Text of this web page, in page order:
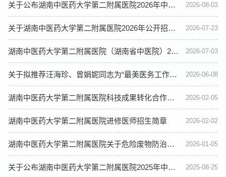
2026-08-03
关于公布湖南中医药大学第二附属医院2026年中医医师规范化培训拟录取学员名单及报到事项的通知
2026-07-23
关于湖南中医药大学第二附属医院2026年公开招聘部分岗位继续报名的公告
2026-07-03
湖南中医药大学第二附属医院（湖南省中医院）2026年中医医师规范化培训学员招录简章
2026-06-08
关于拟推荐汪海珍、曾娟妮同志为“最美医务工作者”的公示
2026-02-05
湖南中医药大学第二附属医院科技成果转化合作企业库公示
2026-02-02
湖南中医药大学第二附属医院进修医师招生简章
2026-01-05
湖南中医药大学第二附属医院关于危险废物防治信息的公示
2025-08-25
关于公布湖南中医药大学第二附属医院2025年中医医师规范化培训拟录取学员名单及报到事项的通知